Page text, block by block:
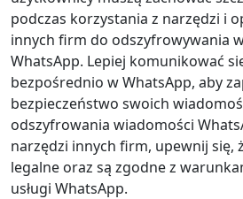
podczas korzystania z narzędzi i
innych firm do odszyfrowywania
WhatsApp. Lepiej komunikować
bezpośrednio w WhatsApp, aby
bezpieczeństwo swoich
odszyfrowania wiadomości
narzędzi innych firm, upewnij się,
legalne oraz są zgodne z
usługi WhatsApp.